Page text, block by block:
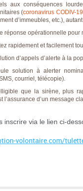
aux conséquences
(coronavirus CODIV-19
d’immeubles, etc.),
réponse opérationnelle pour
rapidement et facilement
d’appels d’alerte à la
solution à alerter
courriel, télécopie).
que la sirène, plus
l’assurance d’un message
inscrire via le lien ci-
volontaire.com/